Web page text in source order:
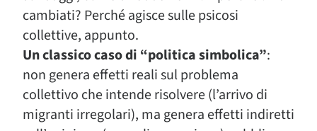
cambiati? Perché agisce sulle psicosi
collettive, appunto.
Un classico caso di “politica simbolica”:
non genera effetti reali sul problema
collettivo che intende risolvere (l’arrivo di
migranti irregolari), ma genera effetti indiretti